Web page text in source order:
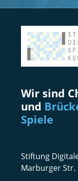
Wir sind
und
Spiele
Stiftung
Marburger Str.